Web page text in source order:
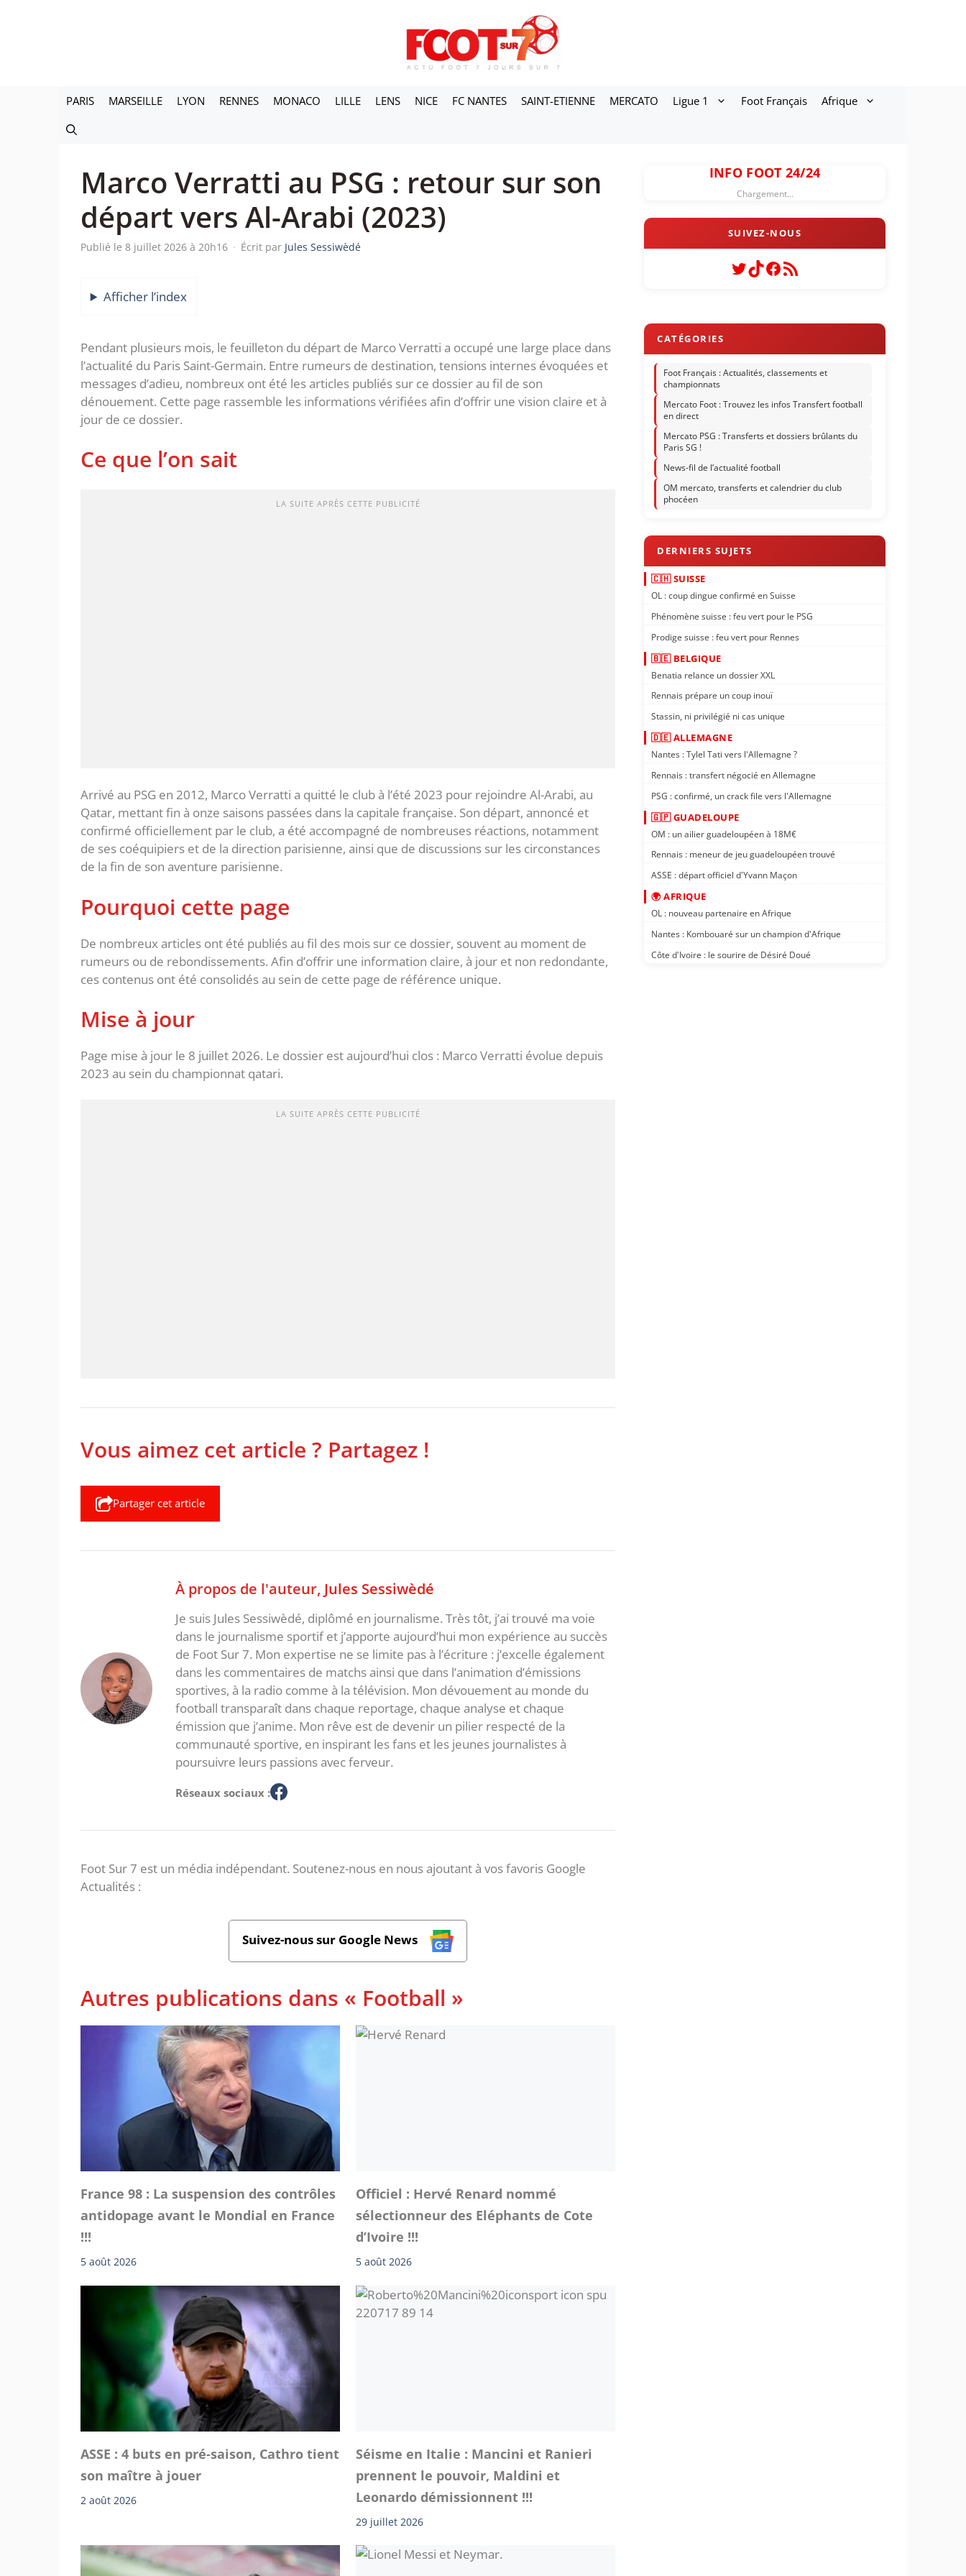
PARIS MARSEILLE LYON RENNES MONACO LILLE LENS NICE FC NANTES SAINT-ETIENNE MERCATO Ligue 1 Foot Français Afrique
Marco Verratti au PSG : retour sur son
départ vers Al-Arabi (2023)
Publié le 8 juillet 2026 à 20h16 · Écrit par Jules Sessiwèdé
Afficher l’index
Pendant plusieurs mois, le feuilleton du départ de Marco Verratti a occupé une large place dans
l’actualité du Paris Saint-Germain. Entre rumeurs de destination, tensions internes évoquées et
messages d’adieu, nombreux ont été les articles publiés sur ce dossier au fil de son
dénouement. Cette page rassemble les informations vérifiées afin d’offrir une vision claire et à
jour de ce dossier.
Ce que l’on sait
LA SUITE APRÈS CETTE PUBLICITÉ
Arrivé au PSG en 2012, Marco Verratti a quitté le club à l’été 2023 pour rejoindre Al-Arabi, au
Qatar, mettant fin à onze saisons passées dans la capitale française. Son départ, annoncé et
confirmé officiellement par le club, a été accompagné de nombreuses réactions, notamment
de ses coéquipiers et de la direction parisienne, ainsi que de discussions sur les circonstances
de la fin de son aventure parisienne.
Pourquoi cette page
De nombreux articles ont été publiés au fil des mois sur ce dossier, souvent au moment de
rumeurs ou de rebondissements. Afin d’offrir une information claire, à jour et non redondante,
ces contenus ont été consolidés au sein de cette page de référence unique.
Mise à jour
Page mise à jour le 8 juillet 2026. Le dossier est aujourd’hui clos : Marco Verratti évolue depuis
2023 au sein du championnat qatari.
LA SUITE APRÈS CETTE PUBLICITÉ
Vous aimez cet article ? Partagez !
Partager cet article
À propos de l'auteur, Jules Sessiwèdé
Je suis Jules Sessiwèdé, diplômé en journalisme. Très tôt, j’ai trouvé ma voie
dans le journalisme sportif et j’apporte aujourd’hui mon expérience au succès
de Foot Sur 7. Mon expertise ne se limite pas à l’écriture : j’excelle également
dans les commentaires de matchs ainsi que dans l’animation d’émissions
sportives, à la radio comme à la télévision. Mon dévouement au monde du
football transparaît dans chaque reportage, chaque analyse et chaque
émission que j’anime. Mon rêve est de devenir un pilier respecté de la
communauté sportive, en inspirant les fans et les jeunes journalistes à
poursuivre leurs passions avec ferveur.
Réseaux sociaux :
Foot Sur 7 est un média indépendant. Soutenez-nous en nous ajoutant à vos favoris Google
Actualités :
Suivez-nous sur Google News
Autres publications dans « Football »
France 98 : La suspension des contrôles
antidopage avant le Mondial en France
!!!
5 août 2026
Officiel : Hervé Renard nommé
sélectionneur des Eléphants de Cote
d’Ivoire !!!
5 août 2026
ASSE : 4 buts en pré-saison, Cathro tient
son maître à jouer
2 août 2026
Séisme en Italie : Mancini et Ranieri
prennent le pouvoir, Maldini et
Leonardo démissionnent !!!
29 juillet 2026
INFO FOOT 24/24
Chargement...
Twitter
TikTok
Facebook
Flux RSS
Foot Français : Actualités, classements et
championnats
Mercato Foot : Trouvez les infos Transfert football
en direct
Mercato PSG : Transferts et dossiers brûlants du
Paris SG !
News-fil de l’actualité football
OM mercato, transferts et calendrier du club
phocéen
🇨🇭 SUISSE
OL : coup dingue confirmé en Suisse
Phénomène suisse : feu vert pour le PSG
Prodige suisse : feu vert pour Rennes
🇧🇪 BELGIQUE
Benatia relance un dossier XXL
Rennais prépare un coup inouï
Stassin, ni privilégié ni cas unique
🇩🇪 ALLEMAGNE
Nantes : Tylel Tati vers l'Allemagne ?
Rennais : transfert négocié en Allemagne
PSG : confirmé, un crack file vers l'Allemagne
🇬🇵 GUADELOUPE
OM : un ailier guadeloupéen à 18M€
Rennais : meneur de jeu guadeloupéen trouvé
ASSE : départ officiel d'Yvann Maçon
🌍 AFRIQUE
OL : nouveau partenaire en Afrique
Nantes : Kombouaré sur un champion d'Afrique
Côte d'Ivoire : le sourire de Désiré Doué